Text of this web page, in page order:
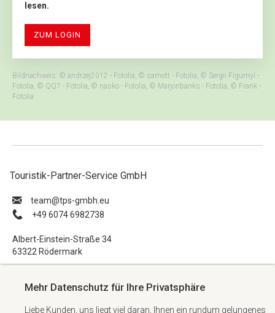
lesen.
ZUM LOGIN
Bildnachweis: © andrzej2012 - Fotolia, © samott - Fotolia, © Sergii Figurnyi -
Fotolia, © QQ7 - Fotolia, © nasko - Fotolia, © Marjoribanks - Fotolia, © Frank -
Fotolia
Touristik-Partner-Service GmbH
ue.hbmg-spt@maet
+49 6074 6982738
Albert-Einstein-Straße 34
63322 Rödermark
Impressum
Mehr Datenschutz für Ihre Privatsphäre
Liebe Kunden, uns liegt viel daran, Ihnen ein rundum gelungenes